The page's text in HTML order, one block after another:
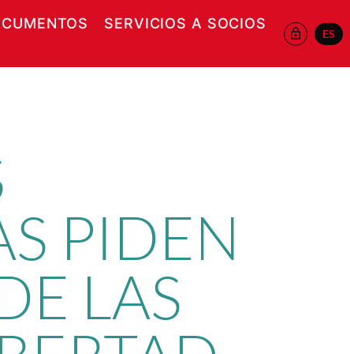
SERVICIOS A SOCIOS
ES
PIDEN
LAS